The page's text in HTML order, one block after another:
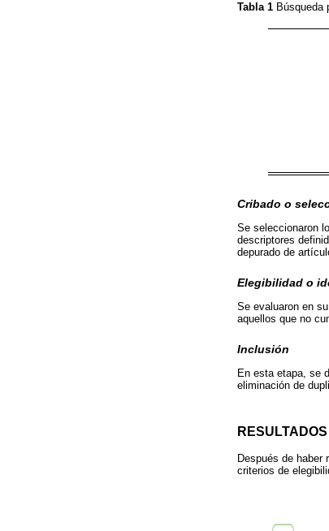
Tabla 1 Búsqueda
Cribado o
Se seleccionaron
descriptores
depurado de
Elegibilidad o
Se evaluaron en
aquellos que no
Inclusión
En esta etapa, se
eliminación de
RESULTADOS
Después de
criterios de